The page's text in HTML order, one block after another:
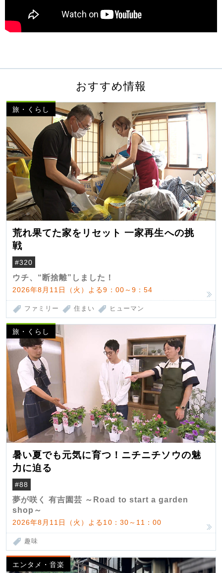
おすすめ情報
旅・くらし
荒れ果てた家をリセット 一家再生への挑
戦
#320
ウチ、“断捨離”しました！
2026年8月11日（火）よる9：00～9：54
ファミリー 住まい ヒューマン
旅・くらし
暑い夏でも元気に育つ！ニチニチソウの魅
力に迫る
#88
夢が咲く 有吉園芸 ～Road to start a garden
shop～
2026年8月11日（火）よる10：30～11：00
趣味
エンタメ・音楽